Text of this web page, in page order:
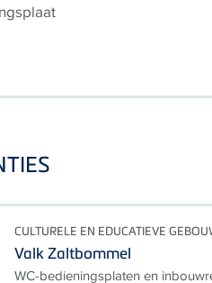
CULTURELE EN EDUCATIEVE
Valk Zaltbommel
WC-bedieningsplaten en